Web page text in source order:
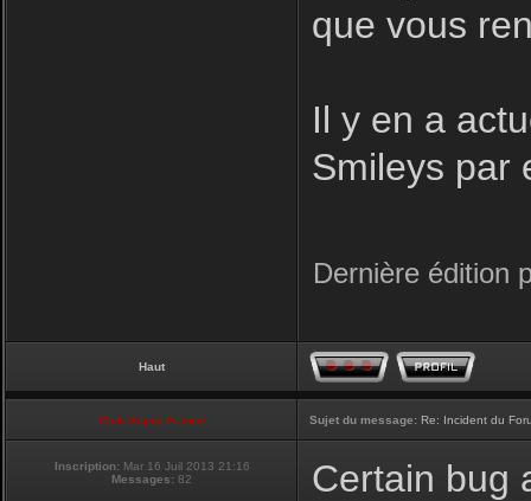
que vous
Il y en a
Smileys par
Dernière édition
Haut
Club Supra France Sujet du message: Re: Incident du
Inscription: Mar 16 Juil 2013 21:16
Messages: 82
Certain bug